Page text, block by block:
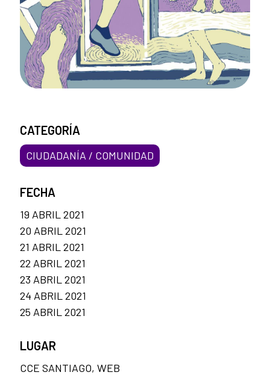
CATEGORÍA
CIUDADANÍA / COMUNIDAD
FECHA
19 ABRIL 2021
20 ABRIL 2021
21 ABRIL 2021
22 ABRIL 2021
23 ABRIL 2021
24 ABRIL 2021
25 ABRIL 2021
LUGAR
CCE SANTIAGO, WEB